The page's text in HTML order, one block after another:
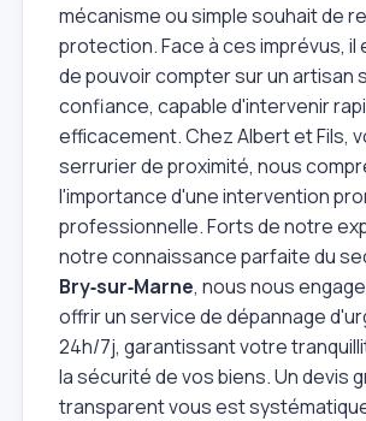
mécanisme ou simple souhait de
protection. Face à ces imprévus,
de pouvoir compter sur un artisan
confiance, capable d'intervenir
efficacement. Chez Albert et Fils,
serrurier de proximité, nous
l'importance d'une intervention
professionnelle. Forts de notre
notre connaissance parfaite du
Bry‑sur‑Marne, nous nous
offrir un service de dépannage
24h/7j, garantissant votre
la sécurité de vos biens. Un devis
transparent vous est